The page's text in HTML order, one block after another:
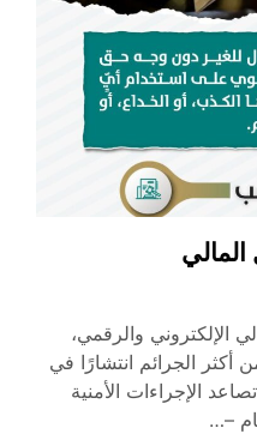
المالي
الإلكتروني والرقمي،
أكثر الجرائم انتشارًا في
الإجراءات الأمنية
–…